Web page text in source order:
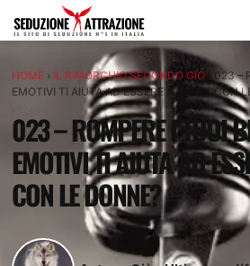
HOME› IL RIMORCHIO SECONDO GIO›
023 –
EMOTIVI TI AIUTA AD ESSERE AL 100% CON
023 – ROMPERE I TUOI
EMOTIVI TI AIUTA AD
CON LE DONNE?